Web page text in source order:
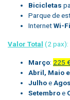
Bicicletas
Parque de
InternetWi-Fi
Valor Total (2 pax):
Março: 225 €
Abril, Maio
Julhoe
Setembroe